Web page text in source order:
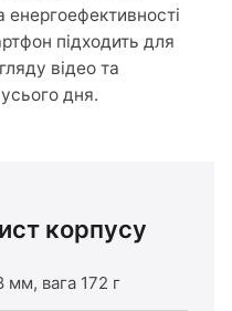
енергоефективності
підходить для
відео та
дня.
корпусу
мм, вага 172 г